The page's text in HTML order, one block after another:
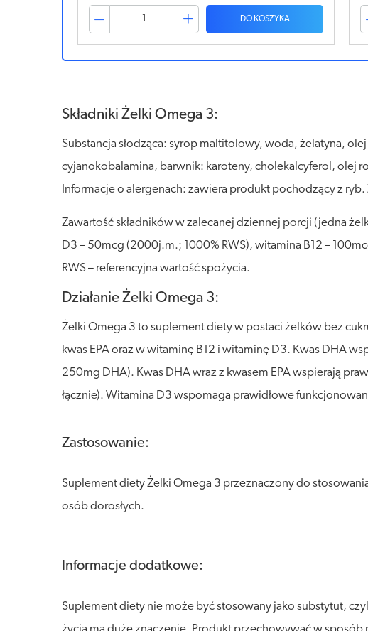
DO KOSZYKA
Składniki Żelki Omega 3:
Substancja słodząca: syrop maltitolowy, woda, żelatyna,
cyjanokobalamina, barwnik: karoteny, cholekalcyferol, olej
Informacje o alergenach: zawiera produkt pochodzący z ryb.
Zawartość składników w zalecanej dziennej porcji (jedna
D3 – 50mcg (2000j.m.; 1000% RWS), witamina B12 –
RWS – referencyjna wartość spożycia.
Działanie Żelki Omega 3:
Żelki Omega 3 to suplement diety w postaci żelków bez
kwas EPA oraz w witaminę B12 i witaminę D3. Kwas DHA
250mg DHA). Kwas DHA wraz z kwasem EPA wspierają
łącznie). Witamina D3 wspomaga prawidłowe
Zastosowanie:
Suplement diety Żelki Omega 3 przeznaczony do
osób dorosłych.
Informacje dodatkowe:
Suplement diety nie może być stosowany jako substytut,